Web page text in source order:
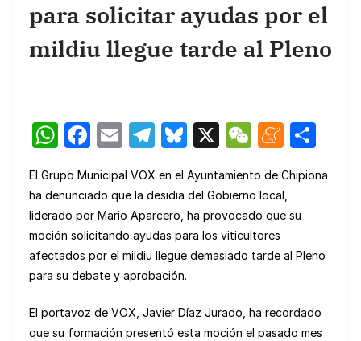
para solicitar ayudas por el
mildiu llegue tarde al Pleno
W
at
s
A
p
p
F
c
e
b
o
o
k
E
ail
T
e
gr
a
m
Bl
e
s
k
y
X
W
C
h
at
M
n
e
m
m
tir
El Grupo Municipal VOX en el Ayuntamiento de Chipiona
ha denunciado que la desidia del Gobierno local,
liderado por Mario Aparcero, ha provocado que su
moción solicitando ayudas para los viticultores
afectados por el mildiu llegue demasiado tarde al Pleno
para su debate y aprobación.
El portavoz de VOX, Javier Díaz Jurado, ha recordado
que su formación presentó esta moción el pasado mes